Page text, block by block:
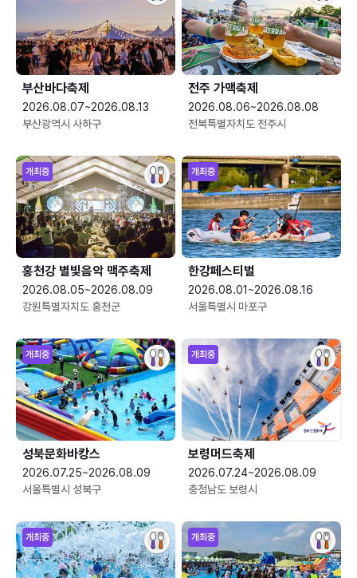
부산바다축제
2026.08.07~2026.08.13
부산광역시 사하구
전주 가맥축제
2026.08.06~2026.08.08
전북특별자치도 전주시
개최중
홍천강 별빛음악 맥주축제
2026.08.05~2026.08.09
강원특별자치도 홍천군
개최중
한강페스티벌
2026.08.01~2026.08.16
서울특별시 마포구
개최중
성북문화바캉스
2026.07.25~2026.08.09
서울특별시 성북구
개최중
보령머드축제
2026.07.24~2026.08.09
충청남도 보령시
개최중 개최중